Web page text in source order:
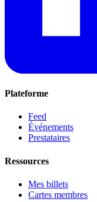
Plateforme
Feed
Événements
Prestataires
Ressources
Mes billets
Cartes membres